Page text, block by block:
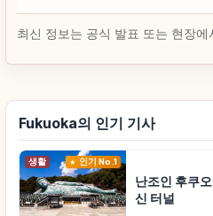
최신 정보는 공식 발표 또는 현장에
Fukuoka의 인기 기사
생활 인기 No.1
난조인 후쿠
신 터널